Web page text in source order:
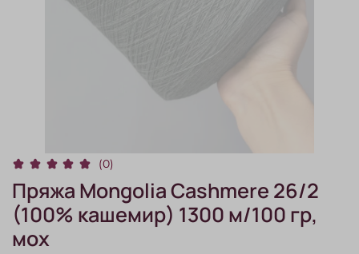
(0)
Пряжа Mongolia Cashmere 26/2
(100% кашемир) 1300 м/100 гр,
мох